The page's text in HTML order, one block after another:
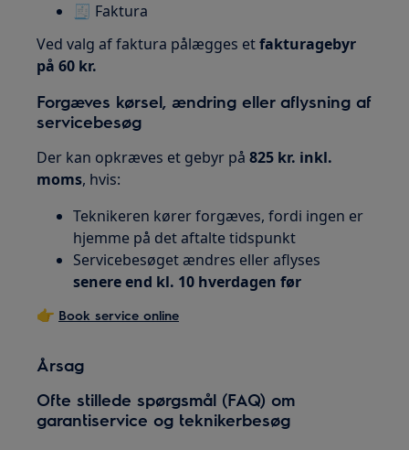
🧾 Faktura
Ved valg af faktura pålægges etfakturagebyr
på 60 kr.
Forgæves kørsel, ændring eller aflysning af
servicebesøg
Der kan opkræves et gebyr på825 kr. inkl.
moms, hvis:
Teknikeren kører forgæves, fordi ingen er
hjemme på det aftalte tidspunkt
Servicebesøget ændres eller aflyses
senere end kl. 10 hverdagen før
👉 Book service online
Årsag
Ofte stillede spørgsmål (FAQ) om
garantiservice og teknikerbesøg